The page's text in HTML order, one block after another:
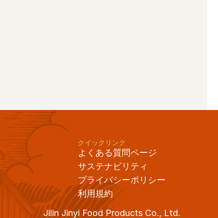
クイックリンク
よくある質問ページ
サステナビリティ
プライバシーポリシー
利用規約
Jilin Jinyi Food Products Co., Ltd.